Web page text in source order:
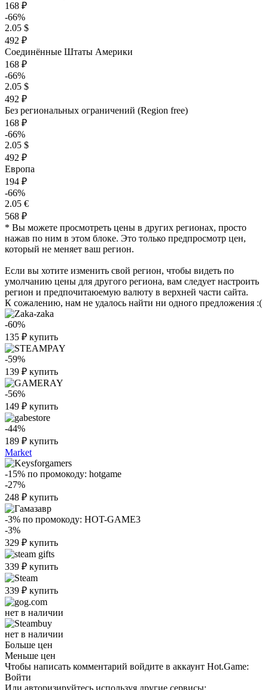
168 ₽
-66%
2.05 $
492 ₽
Соединённые Штаты Америки
168 ₽
-66%
2.05 $
492 ₽
Без региональных ограничений (Region free)
168 ₽
-66%
2.05 $
492 ₽
Европа
194 ₽
-66%
2.05 €
568 ₽
* Вы можете просмотреть цены в других регионах, просто
нажав по ним в этом блоке. Это только предпросмотр цен,
который не меняет ваш регион.
Если вы хотите изменить свой регион, чтобы видеть по
умолчанию цены для другого региона, вам следует настроить
регион и предпочитаюемую валюту в верхней части сайта.
К сожалению, нам не удалось найти ни одного предложения :(
-60%
135 ₽ купить
-59%
139 ₽ купить
-56%
149 ₽ купить
-44%
189 ₽ купить
Market
-15% по промокоду: hotgame
-27%
248 ₽ купить
-3% по промокоду: HOT-GAME3
-3%
329 ₽ купить
339 ₽ купить
339 ₽ купить
нет в наличии
нет в наличии
Больше цен
Меньше цен
Чтобы написать комментарий войдите в аккаунт Hot.Game:
Войти
Или авторизируйтесь используя другие сервисы: